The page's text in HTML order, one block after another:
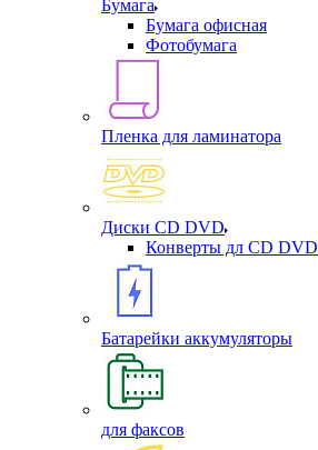
Бумага
Бумага офисная
Фотобумага
Пленка для ламинатора
Диски CD DVD
Конверты дл CD DVD
Батарейки аккумуляторы
для факсов